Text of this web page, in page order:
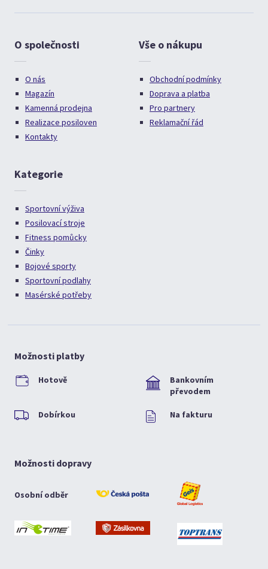
O společnosti
O nás
Magazín
Kamenná prodejna
Realizace posiloven
Kontakty
Vše o nákupu
Obchodní podmínky
Doprava a platba
Pro partnery
Reklamační řád
Kategorie
Sportovní výživa
Posilovací stroje
Fitness pomůcky
Činky
Bojové sporty
Sportovní podlahy
Masérské potřeby
Možnosti platby
Hotově
Bankovním
převodem
Dobírkou Na fakturu
Možnosti dopravy
Osobní odběr